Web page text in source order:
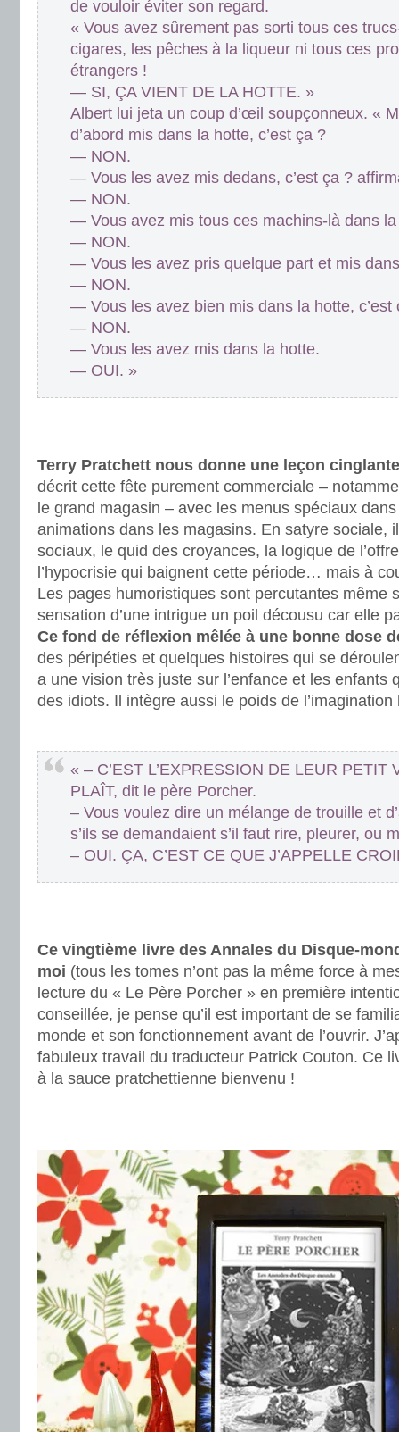
de vouloir éviter son regard.
« Vous avez sûrement pas sorti tous ces
cigares, les pêches à la liqueur ni tous ces
étrangers !
— SI, ÇA VIENT DE LA HOTTE. »
Albert lui jeta un coup d’œil soupçonneux. «
d’abord mis dans la hotte, c’est ça ?
— NON.
— Vous les avez mis dedans, c’est ça ?
— NON.
— Vous avez mis tous ces machins-là dans
— NON.
— Vous les avez pris quelque part et mis
— NON.
— Vous les avez bien mis dans la hotte, c’est
— NON.
— Vous les avez mis dans la hotte.
— OUI. »
Terry Pratchett nous donne une leçon
décrit cette fête purement commerciale –
le grand magasin – avec les menus spéciaux
animations dans les magasins. En satyre sociale,
sociaux, le quid des croyances, la logique de
l’hypocrisie qui baignent cette période… mais à
Les pages humoristiques sont percutantes même
sensation d’une intrigue un poil décousu car elle
Ce fond de réflexion mêlée à une bonne dose
des péripéties et quelques histoires qui se
a une vision très juste sur l’enfance et les enfants
des idiots. Il intègre aussi le poids de l’imagination
« – C’EST L’EXPRESSION DE LEUR PETIT
PLAÎT, dit le père Porcher.
– Vous voulez dire un mélange de trouille et
s’ils se demandaient s’il faut rire, pleurer, ou
– OUI. ÇA, C’EST CE QUE J’APPELLE
Ce vingtième livre des Annales du Disque-
moi (tous les tomes n’ont pas la même force à
lecture du « Le Père Porcher » en première
conseillée, je pense qu’il est important de se
monde et son fonctionnement avant de l’ouvrir.
fabuleux travail du traducteur Patrick Couton. Ce
à la sauce pratchettienne bienvenu !